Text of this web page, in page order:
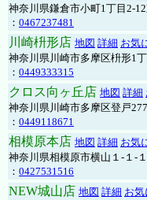
神奈川県鎌倉市小町1丁目2-
： 0467237481
川崎枡形店 地図 詳細 お気
神奈川県川崎市多摩区枡形1
： 0449333315
クロス向ヶ丘店 地図 詳細
神奈川県川崎市多摩区登戸
： 0449118671
相模原本店 地図 詳細 お気
神奈川県相模原市横山１-１-１
： 0427531516
NEW城山店 地図 詳細 お